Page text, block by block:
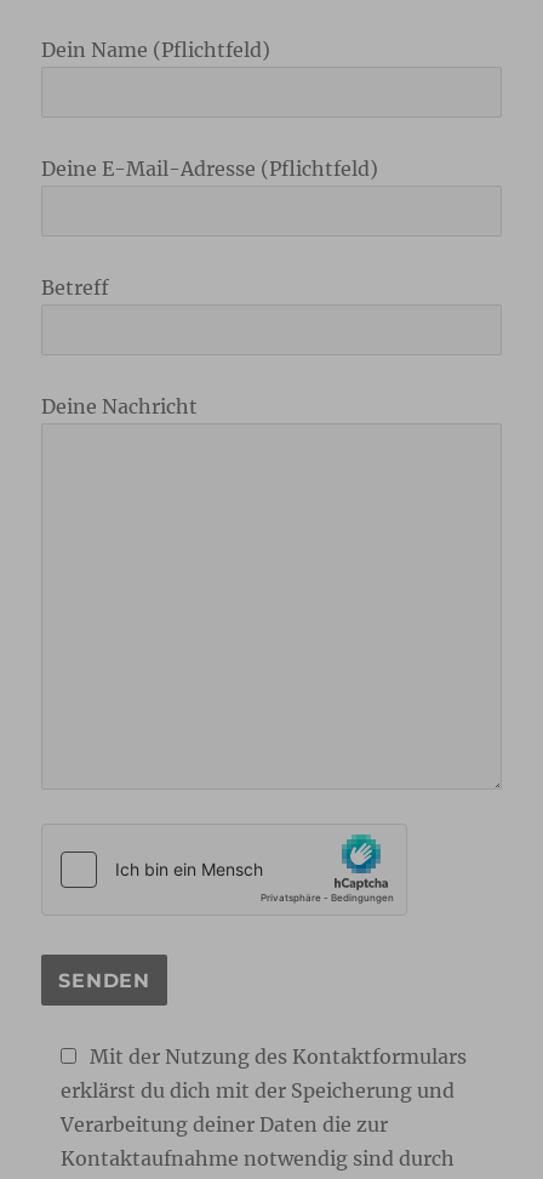
Dein Name (Pflichtfeld)
Deine E-Mail-Adresse (Pflichtfeld)
Betreff
Deine Nachricht
Mit der Nutzung des Kontaktformulars
erklärst du dich mit der Speicherung und
Verarbeitung deiner Daten die zur
Kontaktaufnahme notwendig sind durch